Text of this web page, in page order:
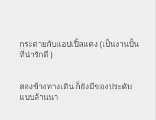
กระต่ายกับแอปเปิ้ลแดง (เป็นงานปั้น
ที่น่ารักดี )
สองข้างทางเดิน ก็ยังมีของประดับ
แบบล้านนา